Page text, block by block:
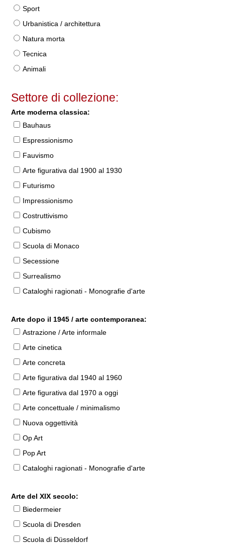
Sport
Urbanistica / architettura
Natura morta
Tecnica
Animali
Settore di collezione:
Arte moderna classica:
Bauhaus
Espressionismo
Fauvismo
Arte figurativa dal 1900 al 1930
Futurismo
Impressionismo
Costruttivismo
Cubismo
Scuola di Monaco
Secessione
Surrealismo
Cataloghi ragionati - Monografie d'arte
Arte dopo il 1945 / arte contemporanea:
Astrazione / Arte informale
Arte cinetica
Arte concreta
Arte figurativa dal 1940 al 1960
Arte figurativa dal 1970 a oggi
Arte concettuale / minimalismo
Nuova oggettività
Op Art
Pop Art
Cataloghi ragionati - Monografie d'arte
Arte del XIX secolo:
Biedermeier
Scuola di Dresden
Scuola di Düsseldorf